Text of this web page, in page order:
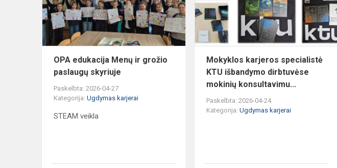
grožio
paslaugų
skyriuje
OPA edukacija Menų ir grožio
paslaugų skyriuje
Paskelbta: 2026-04-27
Kategorija: Ugdymas karjerai
STEAM veikla
Mokyklos karjeros specialistė
KTU išbandymo dirbtuvėse
mokinių konsultavimu...
Paskelbta: 2026-04-24
Kategorija:Ugdymas karjerai